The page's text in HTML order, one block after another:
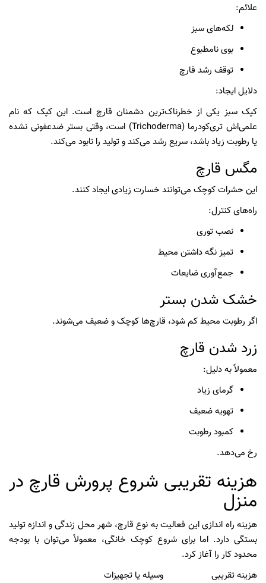
علائم:
لکه‌های سبز
بوی نامطبوع
توقف رشد قارچ
دلایل ایجاد:
کپک سبز یکی از خطرناک‌ترین دشمنان قارچ است. این کپک که نام
علمی‌اش تری‌کودرما (Trichoderma) است، وقتی بستر ضدعفونی نشده
یا رطوبت زیاد باشد، سریع رشد می‌کند و تولید را نابود می‌کند.
مگس قارچ
این حشرات کوچک می‌توانند خسارت زیادی ایجاد کنند.
راه‌های کنترل:
نصب توری
تمیز نگه داشتن محیط
جمع‌آوری ضایعات
خشک شدن بستر
اگر رطوبت محیط کم شود، قارچ‌ها کوچک و ضعیف می‌شوند.
زرد شدن قارچ
معمولاً به دلیل:
گرمای زیاد
تهویه ضعیف
کمبود رطوبت
رخ می‌دهد.
هزینه تقریبی شروع پرورش قارچ در
منزل
هزینه راه اندازی این فعالیت به نوع قارچ، شهر محل زندگی و اندازه تولید
بستگی دارد. اما برای شروع کوچک خانگی، معمولاً می‌توان با بودجه
محدود کار را آغاز کرد.
وسیله یا تجهیزات
هزینه تقریبی